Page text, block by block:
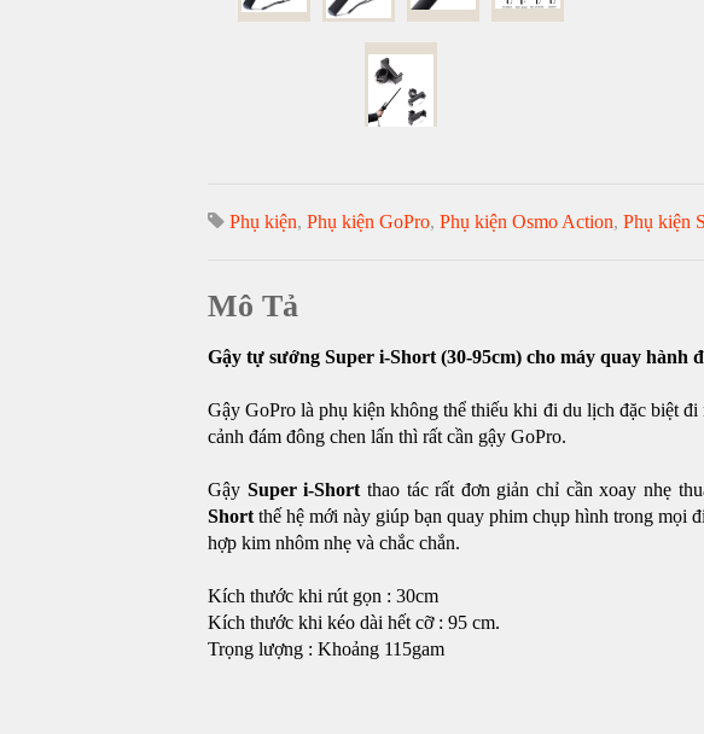
Phụ kiện, Phụ kiện GoPro, Phụ kiện Osmo Action, Phụ kiện
Mô Tả
Gậy tự sướng Super i-Short (30-95cm) cho máy quay hành
Gậy GoPro là phụ kiện không thể thiếu khi đi du lịch đặc biệt
cảnh đám đông chen lấn thì rất cần gậy GoPro.
Gậy Super i-Short thao tác rất đơn giản chỉ cần xoay nhẹ
Short thế hệ mới này giúp bạn quay phim chụp hình trong mọi
hợp kim nhôm nhẹ và chắc chắn.
Kích thước khi rút gọn : 30cm
Kích thước khi kéo dài hết cỡ : 95 cm.
Trọng lượng : Khoảng 115gam